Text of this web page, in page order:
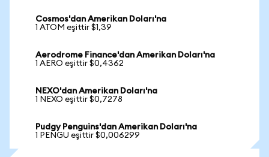
Cosmos'dan Amerikan Doları'na
1 ATOM eşittir $1,39
Aerodrome Finance'dan Amerikan Doları'na
1 AERO eşittir $0,4362
NEXO'dan Amerikan Doları'na
1 NEXO eşittir $0,7278
Pudgy Penguins'dan Amerikan Doları'na
1 PENGU eşittir $0,006299